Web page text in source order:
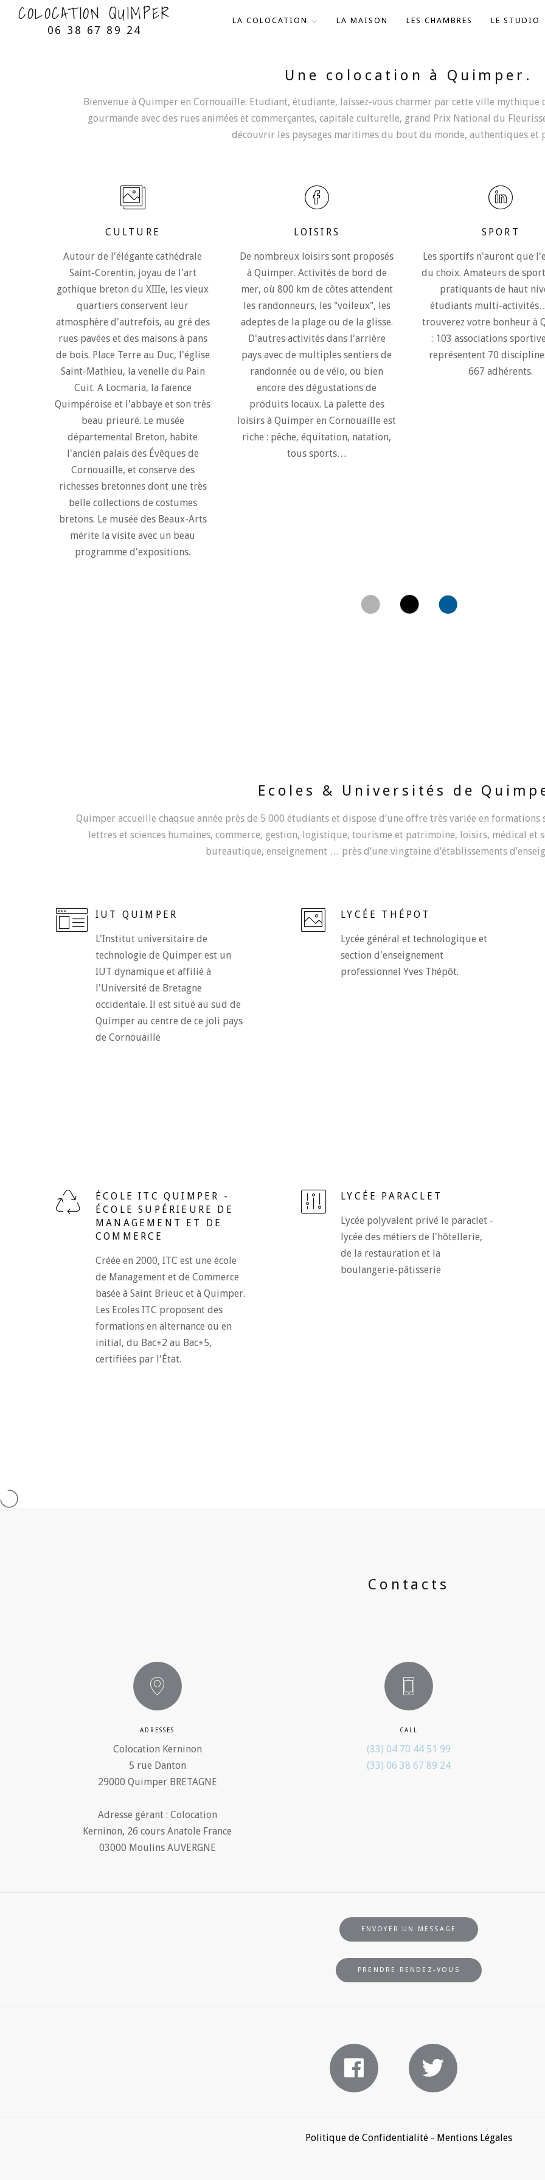
COLOCATION QUIMPER
06 38 67 89 24
LA COLOCATION LA MAISON LES CHAMBRES LE STUDIO
Une colocation à Quimper.
Bienvenue à Quimper en Cornouaille. Etudiant, étudiante, laissez-vous charmer par cette ville mythique
gourmande avec des rues animées et commerçantes, capitale culturelle, grand Prix National du
découvrir les paysages maritimes du bout du monde, authentiques et
CULTURE
Autour de l'élégante cathédrale
Saint-Corentin, joyau de l'art
gothique breton du XIIIe, les vieux
quartiers conservent leur
atmosphère d'autrefois, au gré des
rues pavées et des maisons à pans
de bois. Place Terre au Duc, l'église
Saint-Mathieu, la venelle du Pain
Cuit. A Locmaria, la faïence
Quimpéroise et l'abbaye et son très
beau prieuré. Le musée
départemental Breton, habite
l'ancien palais des Évêques de
Cornouaille, et conserve des
richesses bretonnes dont une très
belle collections de costumes
bretons. Le musée des Beaux-Arts
mérite la visite avec un beau
programme d'expositions.
LOISIRS
De nombreux loisirs sont proposés
à Quimper. Activités de bord de
mer, où 800 km de côtes attendent
les randonneurs, les "voileux", les
adeptes de la plage ou de la glisse.
D'autres activités dans l'arrière
pays avec de multiples sentiers de
randonnée ou de vélo, ou bien
encore des dégustations de
produits locaux. La palette des
loisirs à Quimper en Cornouaille est
riche : pêche, équitation, natation,
tous sports…
SPORT
Les sportifs n'auront que
du choix. Amateurs de
pratiquants de haut
étudiants multi-
trouverez votre bonheur à
: 103 associations
représentent 70
667 adhérents.
Ecoles & Universités de
Quimper accueille chaqsue année près de 5 000 étudiants et dispose d’une offre très variée en
lettres et sciences humaines, commerce, gestion, logistique, tourisme et patrimoine, loisirs, médical et
bureautique, enseignement … près d’une vingtaine d’établissements
IUT QUIMPER
L'Institut universitaire de
technologie de Quimper est un
IUT dynamique et affilié à
l'Université de Bretagne
occidentale. Il est situé au sud de
Quimper au centre de ce joli pays
de Cornouaille
LYCÉE THÉPOT
Lycée général et technologique et
section d'enseignement
professionnel Yves Thépôt.
ÉCOLE ITC QUIMPER -
ÉCOLE SUPÉRIEURE DE
MANAGEMENT ET DE
COMMERCE
Créée en 2000, ITC est une école
de Management et de Commerce
basée à Saint Brieuc et à Quimper.
Les Ecoles ITC proposent des
formations en alternance ou en
initial, du Bac+2 au Bac+5,
certifiées par l'État.
LYCÉE PARACLET
Lycée polyvalent privé le paraclet -
lycée des métiers de l'hôtellerie,
de la restauration et la
boulangerie-pâtisserie
Contacts
ADRESSES
Colocation Kerninon
5 rue Danton
29000 Quimper BRETAGNE
Adresse gérant : Colocation
Kerninon, 26 cours Anatole France
03000 Moulins AUVERGNE
CALL
(33) 04 70 44 51 99
(33) 06 38 67 89 24
ENVOYER UN MESSAGE
PRENDRE RENDEZ-VOUS
Politique de Confidentialité - Mentions Légales